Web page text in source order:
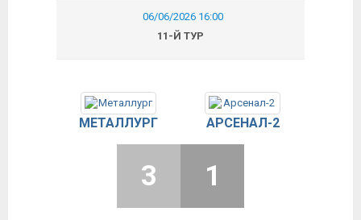
06/06/2026 16:00
11-Й ТУР
МЕТАЛЛУРГ АРСЕНАЛ-2
3 1